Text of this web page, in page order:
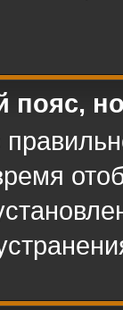
пояс,